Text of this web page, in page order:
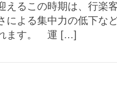
るこの時期は、行楽
による集中力の低下な
れます。 運 […]